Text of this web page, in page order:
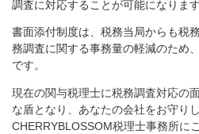
調査に対応することが可能になります
書面添付制度は、税務当局からも税
務調査に関する事務量の軽減のため
です。
現在の関与税理士に税務調査対応の
な盾となり、あなたの会社をお守り
CHERRYBLOSSOM税理士事務所に